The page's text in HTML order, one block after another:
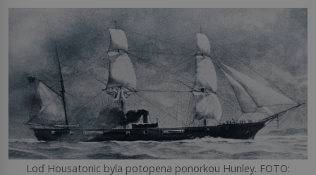
Loď Housatonic byla potopena ponorkou Hunley. FOTO: